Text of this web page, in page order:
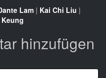
Lam | Kai Chi Liu |
hinzufügen